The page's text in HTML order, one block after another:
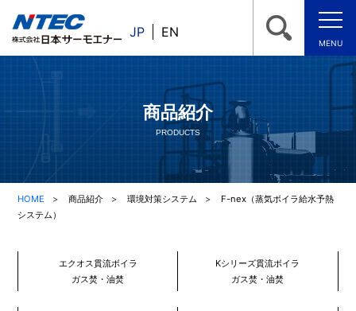
MENU
JP EN
商品紹介
PRODUCTS
HOME 商品紹介 環境対策システム
F-nex（蒸気ボイラ給水予熱
システム）
エクオス貫流ボイラ
ガス焚・油焚
Kシリーズ貫流ボイラ
ガス焚・油焚